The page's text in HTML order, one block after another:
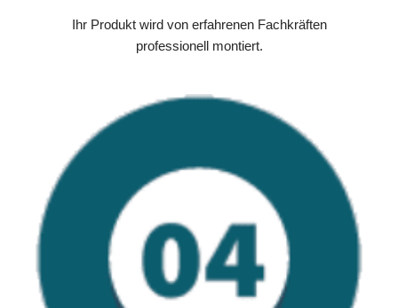
Ihr Produkt wird von erfahrenen Fachkräften
professionell montiert.